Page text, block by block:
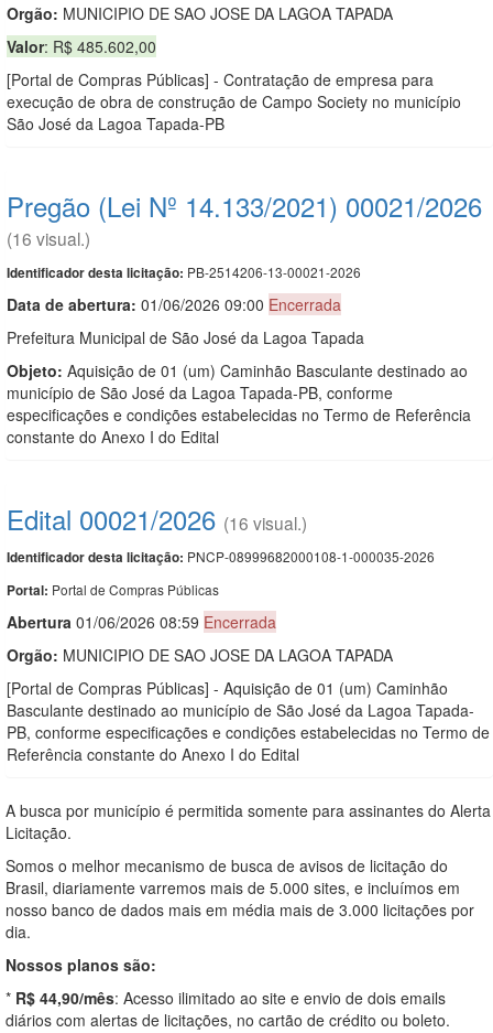
Orgão: MUNICIPIO DE SAO JOSE DA LAGOA TAPADA
Valor: R$ 485.602,00
[Portal de Compras Públicas] - Contratação de empresa para
execução de obra de construção de Campo Society no município
São José da Lagoa Tapada-PB
Pregão (Lei Nº 14.133/2021) 00021/2026
(16 visual.)
Identificador desta licitação: PB-2514206-13-00021-2026
Data de abertura: 01/06/2026 09:00 Encerrada
Prefeitura Municipal de São José da Lagoa Tapada
Objeto: Aquisição de 01 (um) Caminhão Basculante destinado ao
município de São José da Lagoa Tapada-PB, conforme
especificações e condições estabelecidas no Termo de Referência
constante do Anexo I do Edital
Edital 00021/2026 (16 visual.)
Identificador desta licitação: PNCP-08999682000108-1-000035-2026
Portal: Portal de Compras Públicas
Abertura 01/06/2026 08:59 Encerrada
Orgão: MUNICIPIO DE SAO JOSE DA LAGOA TAPADA
[Portal de Compras Públicas] - Aquisição de 01 (um) Caminhão
Basculante destinado ao município de São José da Lagoa Tapada-
PB, conforme especificações e condições estabelecidas no Termo de
Referência constante do Anexo I do Edital
A busca por município é permitida somente para assinantes do Alerta
Licitação.
Somos o melhor mecanismo de busca de avisos de licitação do
Brasil, diariamente varremos mais de 5.000 sites, e incluímos em
nosso banco de dados mais em média mais de 3.000 licitações por
dia.
Nossos planos são:
* R$ 44,90/mês: Acesso ilimitado ao site e envio de dois emails
diários com alertas de licitações, no cartão de crédito ou boleto.